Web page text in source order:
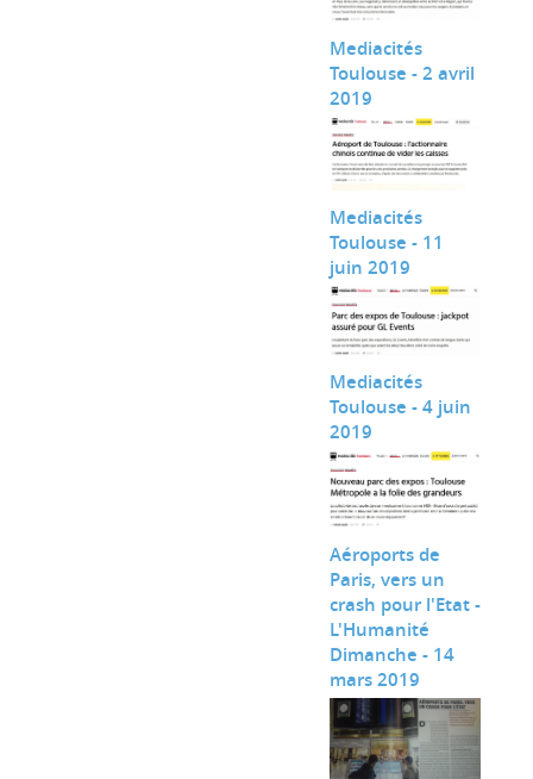
Mediacités
Toulouse - 2 avril
2019
Mediacités
Toulouse - 11
juin 2019
Mediacités
Toulouse - 4 juin
2019
Aéroports de
Paris, vers un
crash pour l'Etat -
L'Humanité
Dimanche - 14
mars 2019